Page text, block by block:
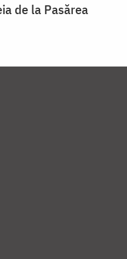
de la Pasărea